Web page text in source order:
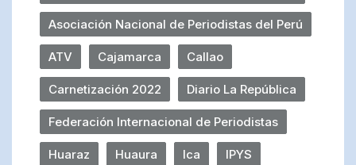
Asociación Nacional de Periodistas del Perú
ATV Cajamarca Callao
Carnetización 2022 Diario La República
Federación Internacional de Periodistas
Huaraz Huaura Ica IPYS